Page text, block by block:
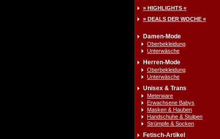
» HIGHLIGHTS «
» DEALS DER WOCHE «
Damen-Mode
Oberbekleidung
Unterwäsche
Herren-Mode
Oberbekleidung
Unterwäsche
Unisex & Trans
Meterware
Erwachsene Babys
Masken & Hauben
Handschuhe & Stulpen
Strümpfe & Socken
Fetisch-Artikel